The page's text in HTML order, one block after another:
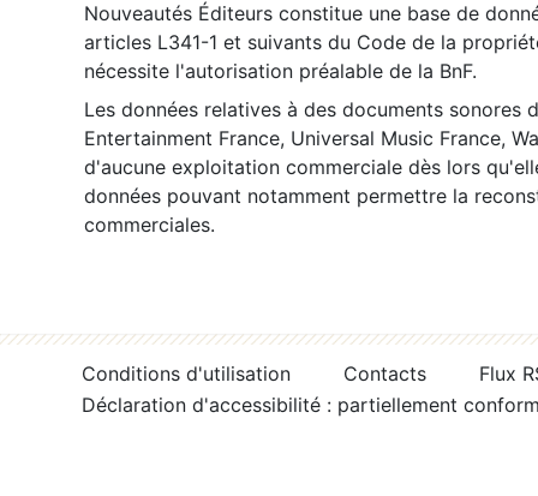
Nouveautés Éditeurs constitue une base de
articles L341-1 et suivants du Code de la
nécessite l'autorisation préalable de la BnF.
Les données relatives à des documents sonores
Entertainment France, Universal Music France,
d'aucune exploitation commerciale dès lors
données pouvant notamment permettre la
commerciales.
Conditions d'utilisation Contacts
Flux
Déclaration d'accessibilité : partiellement